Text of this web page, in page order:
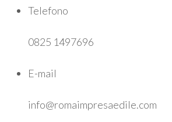
Telefono
0825 1497696
E-mail
info@romaimpresaedile.com